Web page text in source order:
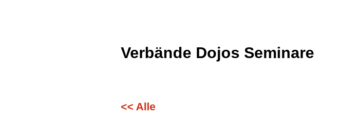
Verbände Dojos Seminare
<< Alle